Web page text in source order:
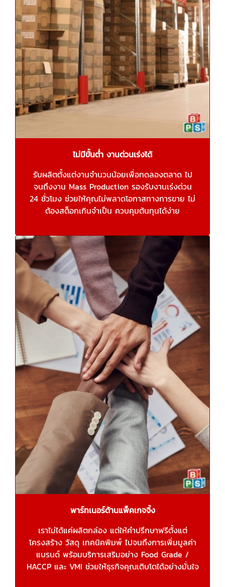
ไม่มีขั้นต่ำ งานด่วนเร่งได้
รับผลิตตั้งแต่งานจำนวนน้อยเพื่อทดลองตลาด ไป
จนถึงงาน Mass Production รองรับงานเร่งด่วน
24 ชั่วโมง ช่วยให้คุณไม่พลาดโอกาสทางการขาย ไม่
ต้องสต็อกเกินจำเป็น ควบคุมต้นทุนได้ง่าย
พาร์ทเนอร์ด้านแพ็คเกจจิ้ง
เราไม่ได้แค่ผลิตกล่อง แต่ให้คำปรึกษาฟรีตั้งแต่
โครงสร้าง วัสดุ เทคนิคพิมพ์ ไปจนถึงการเพิ่มมูลค่า
แบรนด์ พร้อมบริการเสริมอย่าง Food Grade /
HACCP และ VMI ช่วยให้ธุรกิจคุณเติบโตได้อย่างมั่นใจ